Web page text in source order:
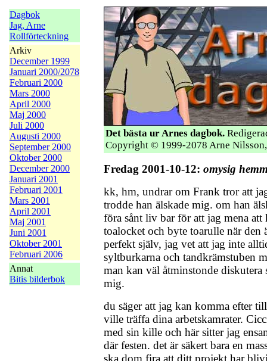
Dagbok
Jag, Arne
Rollförteckning
Arkiv
December 1999
Januari 2000/2078
Februari 2000
Mars 2000
April 2000
Maj 2000
Juli 2000
Augusti 2000
September 2000
Oktober 2000
December 2000
Januari 2001
Februari 2001
Mars 2001
April 2001
Maj 2001
Juni 2001
Oktober 2001
Februari 2006
Annat
Bitis bilderbok
Det bästa ur Arnes dagbok.
Copyright © 1999-2078 Arne
Fredag 2001-10-12: omysig
kk, hm, undrar om Frank tror att
trodde han älskade mig. om han
föra sånt liv bar för att jag mena att
toalocket och byte toarulle när den
perfekt själv, jag vet att jag inte
syltburkarna och tandkrämstuben
man kan väl åtminstonde diskutera
mig.
du säger att jag kan komma efter
ville träffa dina arbetskamrater.
med sin kille och här sitter jag
där festen. det är säkert bara en
ska dom fira att ditt projekt har